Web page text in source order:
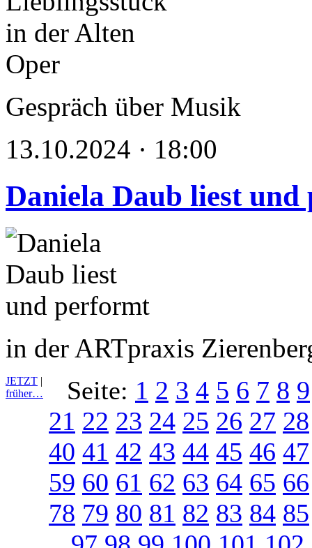
Gespräch über Musik
13.10.2024 · 18:00
Daniela Daub liest
in der ARTpraxis
JETZT |
früher…
Seite: 1 2 3 4 5 6 7 8 9
21 22 23 24 25 26 27 28
40 41 42 43 44 45 46 47
59 60 61 62 63 64 65 66
78 79 80 81 82 83 84 85